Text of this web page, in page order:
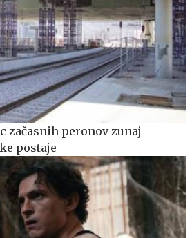
začasnih peronov zunaj
postaje